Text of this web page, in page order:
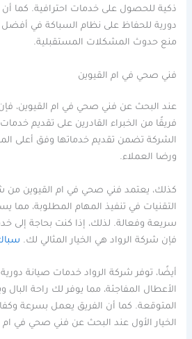
ذكية للحصول على خدمات احترافية. كما
دورية للحفاظ على نظام السباكة في أفضل
منع حدوث المشكلات المستقبلية.
فني صحي في ام القيوين
عند البحث عن فني صحي في ام القيوين،
فريقًا من الخبراء القادرين على تقديم
الشركة تضمن تقديم خدماتها وفق أعلى
ورضا العملاء.
كذلك، يعتمد فني صحي في ام القيوين من
التقنيات في تنفيذ المهام المطلوبة، مما
سريعة وفعالة. لذلك، إذا كنت بحاجة إلى
فإن شركة الرواد هي الخيار المثالي لك.
أيضًا، توفر شركة الرواد خدمات صيانة
الأعطال المفاجئة، مما يوفر لك راحة البال
المتوقعة. كما أن الفريق يعمل بسرعة
الخيار الأول عند البحث عن فني صحي في ام